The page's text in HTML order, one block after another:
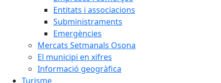
Entitats i associacions
Subministraments
Emergències
Mercats Setmanals Osona
El municipi en xifres
Informació geogràfica
Turisme